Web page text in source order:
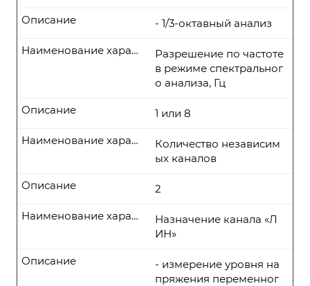
- 1/3-октавный анализ
Описание
Разрешение по частоте
в режиме спектральног
о анализа, Гц
Наименование характеристики
1 или 8
Описание
Количество независим
ых каналов
Наименование характеристики
2
Описание
Назначение канала «Л
ИН»
Наименование характеристики
- измерение уровня на
пряжения переменног
Описание